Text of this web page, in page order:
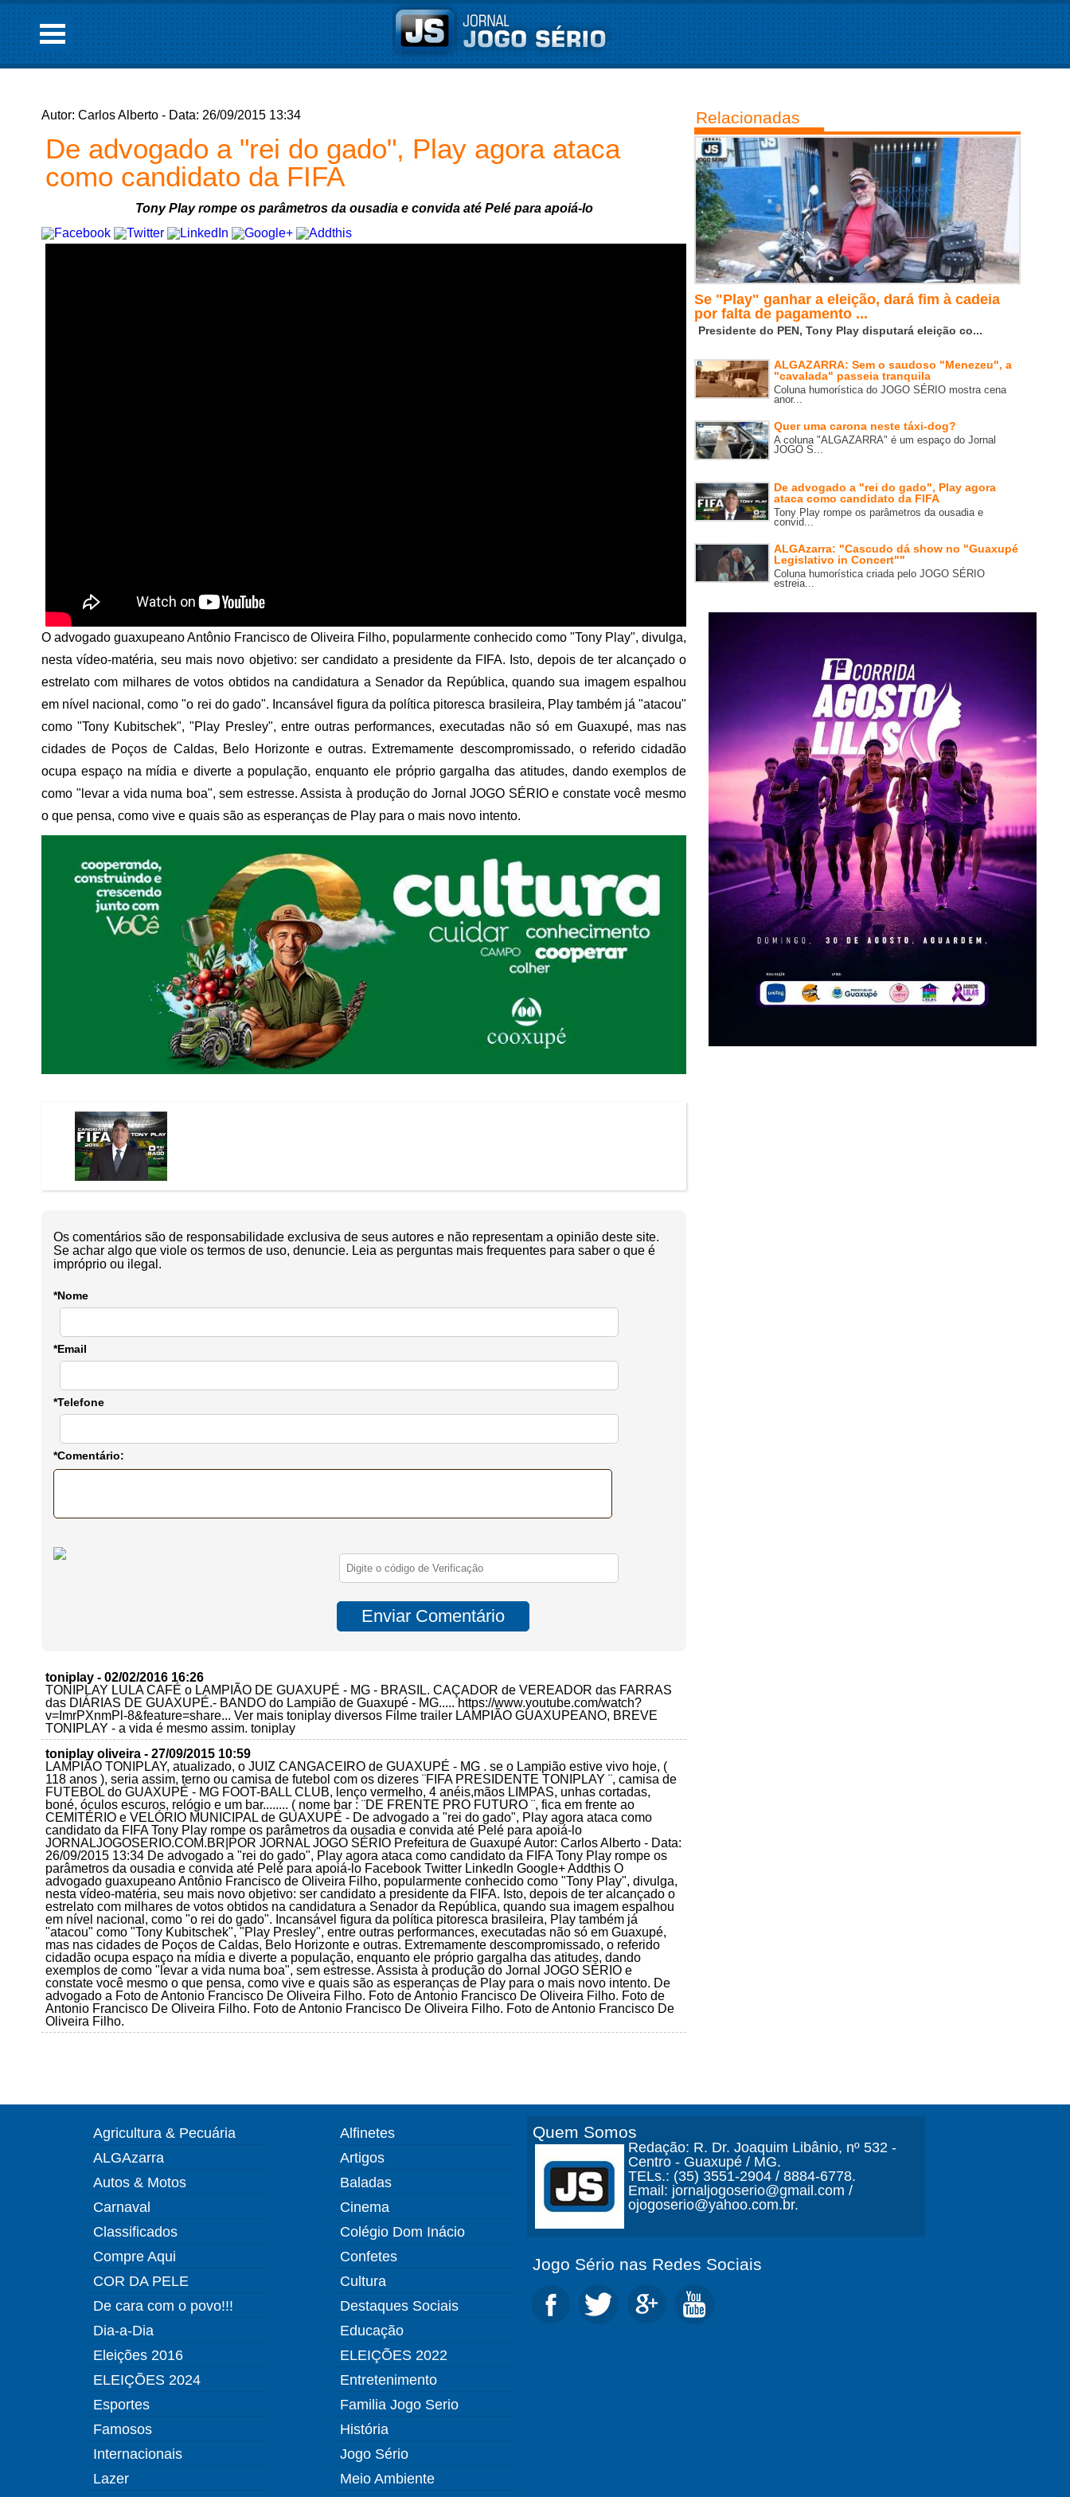
Autor: Carlos Alberto - Data: 26/09/2015 13:34
De advogado a "rei do gado", Play agora ataca
como candidato da FIFA
Tony Play rompe os parâmetros da ousadia e convida até Pelé para apoiá-lo
O advogado guaxupeano Antônio Francisco de Oliveira Filho, popularmente conhecido como "Tony Play", divulga,
nesta vídeo-matéria, seu mais novo objetivo: ser candidato a presidente da FIFA. Isto, depois de ter alcançado o
estrelato com milhares de votos obtidos na candidatura a Senador da República, quando sua imagem espalhou
em nível nacional, como "o rei do gado". Incansável figura da política pitoresca brasileira, Play também já "atacou"
como "Tony Kubitschek", "Play Presley", entre outras performances, executadas não só em Guaxupé, mas nas
cidades de Poços de Caldas, Belo Horizonte e outras. Extremamente descompromissado, o referido cidadão
ocupa espaço na mídia e diverte a população, enquanto ele próprio gargalha das atitudes, dando exemplos de
como "levar a vida numa boa", sem estresse. Assista à produção do Jornal JOGO SÉRIO e constate você mesmo
o que pensa, como vive e quais são as esperanças de Play para o mais novo intento.
Os comentários são de responsabilidade exclusiva de seus autores e não representam a opinião deste site.
Se achar algo que viole os termos de uso, denuncie. Leia as perguntas mais frequentes para saber o que é
impróprio ou ilegal.
*Nome
*Email
*Telefone
*Comentário:
toniplay - 02/02/2016 16:26
TONIPLAY LULA CAFÉ o LAMPIÃO DE GUAXUPÉ - MG - BRASIL. CAÇADOR de VEREADOR das FARRAS
das DIÁRIAS DE GUAXUPÉ.- BANDO do Lampião de Guaxupé - MG..... https://www.youtube.com/watch?
v=ImrPXnmPl-8&feature=share... Ver mais toniplay diversos Filme trailer LAMPIÃO GUAXUPEANO, BREVE
TONIPLAY - a vida é mesmo assim. toniplay
toniplay oliveira - 27/09/2015 10:59
LAMPIÃO TONIPLAY, atualizado, o JUIZ CANGACEIRO de GUAXUPÉ - MG . se o Lampião estive vivo hoje, (
118 anos ), seria assim, terno ou camisa de futebol com os dizeres ¨FIFA PRESIDENTE TONIPLAY ¨, camisa de
FUTEBOL do GUAXUPÉ - MG FOOT-BALL CLUB, lenço vermelho, 4 anéis,mãos LIMPAS, unhas cortadas,
boné, óculos escuros, relógio e um bar........ ( nome bar : ¨DE FRENTE PRO FUTURO ¨, fica em frente ao
CEMITÉRIO e VELÓRIO MUNICIPAL de GUAXUPÉ - De advogado a "rei do gado", Play agora ataca como
candidato da FIFA Tony Play rompe os parâmetros da ousadia e convida até Pelé para apoiá-lo
JORNALJOGOSERIO.COM.BR|POR JORNAL JOGO SÉRIO Prefeitura de Guaxupé Autor: Carlos Alberto - Data:
26/09/2015 13:34 De advogado a "rei do gado", Play agora ataca como candidato da FIFA Tony Play rompe os
parâmetros da ousadia e convida até Pelé para apoiá-lo Facebook Twitter LinkedIn Google+ Addthis O
advogado guaxupeano Antônio Francisco de Oliveira Filho, popularmente conhecido como "Tony Play", divulga,
nesta vídeo-matéria, seu mais novo objetivo: ser candidato a presidente da FIFA. Isto, depois de ter alcançado o
estrelato com milhares de votos obtidos na candidatura a Senador da República, quando sua imagem espalhou
em nível nacional, como "o rei do gado". Incansável figura da política pitoresca brasileira, Play também já
"atacou" como "Tony Kubitschek", "Play Presley", entre outras performances, executadas não só em Guaxupé,
mas nas cidades de Poços de Caldas, Belo Horizonte e outras. Extremamente descompromissado, o referido
cidadão ocupa espaço na mídia e diverte a população, enquanto ele próprio gargalha das atitudes, dando
exemplos de como "levar a vida numa boa", sem estresse. Assista à produção do Jornal JOGO SÉRIO e
constate você mesmo o que pensa, como vive e quais são as esperanças de Play para o mais novo intento. De
advogado a Foto de Antonio Francisco De Oliveira Filho. Foto de Antonio Francisco De Oliveira Filho. Foto de
Antonio Francisco De Oliveira Filho. Foto de Antonio Francisco De Oliveira Filho. Foto de Antonio Francisco De
Oliveira Filho.
Relacionadas
Se "Play" ganhar a eleição, dará fim à cadeia
por falta de pagamento ...
Presidente do PEN, Tony Play disputará eleição co...
ALGAZARRA: Sem o saudoso "Menezeu", a
"cavalada" passeia tranquila
Coluna humorística do JOGO SÉRIO mostra cena
anor...
Quer uma carona neste táxi-dog?
A coluna "ALGAZARRA" é um espaço do Jornal
JOGO S...
De advogado a "rei do gado", Play agora
ataca como candidato da FIFA
Tony Play rompe os parâmetros da ousadia e
convid...
ALGAzarra: "Cascudo dá show no "Guaxupé
Legislativo in Concert""
Coluna humorística criada pelo JOGO SÉRIO
estreia...
Agricultura & Pecuária
ALGAzarra
Autos & Motos
Carnaval
Classificados
Compre Aqui
COR DA PELE
De cara com o povo!!!
Dia-a-Dia
Eleições 2016
ELEIÇÕES 2024
Esportes
Famosos
Internacionais
Lazer
Alfinetes
Artigos
Baladas
Cinema
Colégio Dom Inácio
Confetes
Cultura
Destaques Sociais
Educação
ELEIÇÕES 2022
Entretenimento
Familia Jogo Serio
História
Jogo Sério
Meio Ambiente
Quem Somos
Redação: R. Dr. Joaquim Libânio, nº 532 -
Centro - Guaxupé / MG.
TELs.: (35) 3551-2904 / 8884-6778.
Email: jornaljogoserio@gmail.com /
ojogoserio@yahoo.com.br.
Jogo Sério nas Redes Sociais